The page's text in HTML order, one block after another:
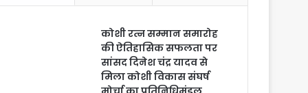
कोशी रत्न सम्मान समारोह
की ऐतिहासिक सफलता पर
सांसद दिनेश चंद्र यादव से
मिला कोशी विकास संघर्ष